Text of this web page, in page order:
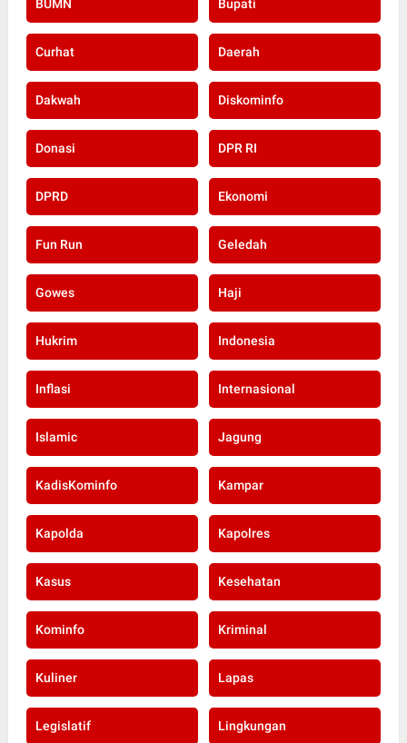
BUMN Bupati
Curhat Daerah
Dakwah Diskominfo
Donasi DPR RI
DPRD Ekonomi
Fun Run Geledah
Gowes Haji
Hukrim Indonesia
Inflasi Internasional
Islamic Jagung
KadisKominfo Kampar
Kapolda Kapolres
Kasus Kesehatan
Kominfo Kriminal
Kuliner Lapas
Legislatif Lingkungan